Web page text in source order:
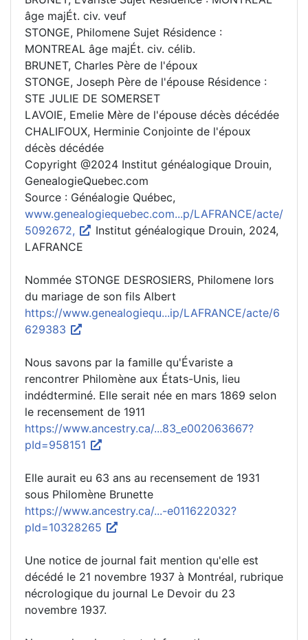
âge majÉt. civ. veuf
STONGE, Philomene Sujet Résidence :
MONTREAL âge majÉt. civ. célib.
BRUNET, Charles Père de l'époux
STONGE, Joseph Père de l'épouse Résidence :
STE JULIE DE SOMERSET
LAVOIE, Emelie Mère de l'épouse décès décédée
CHALIFOUX, Herminie Conjointe de l'époux
décès décédée
Copyright @2024 Institut généalogique Drouin,
GenealogieQuebec.com
Source : Généalogie Québec,
www.genealogiequebec.com...p/LAFRANCE/acte/
5092672,
Institut généalogique Drouin, 2024,
LAFRANCE
Nommée STONGE DESROSIERS, Philomene lors
du mariage de son fils Albert
https://www.genealogiequ...ip/LAFRANCE/acte/6
629383
Nous savons par la famille qu'Évariste a
rencontrer Philomène aux États-Unis, lieu
indédterminé. Elle serait née en mars 1869 selon
le recensement de 1911
https://www.ancestry.ca/...83_e002063667?
pId=958151
Elle aurait eu 63 ans au recensement de 1931
sous Philomène Brunette
https://www.ancestry.ca/...-e011622032?
pId=10328265
Une notice de journal fait mention qu'elle est
décédé le 21 novembre 1937 à Montréal, rubrique
nécrologique du journal Le Devoir du 23
novembre 1937.